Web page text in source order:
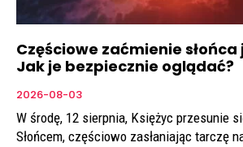
Częściowe zaćmienie
Jak je bezpiecznie oglądać?
2026-08-03
W środę, 12 sierpnia, Księżyc przesunie
Słońcem, częściowo zasłaniając tarczę